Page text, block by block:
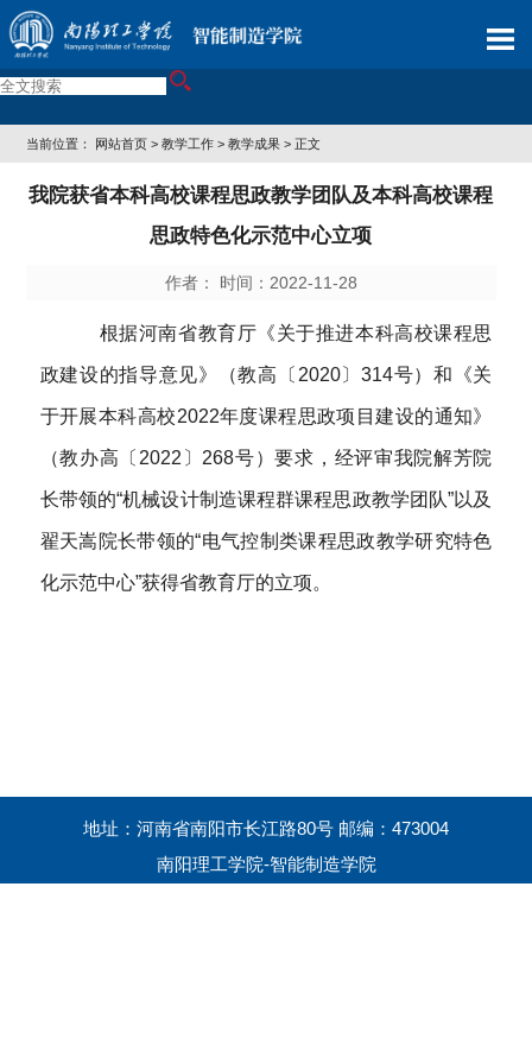
当前位置： 网站首页 >教学工作 >教学成果 > 正文
我院获省本科高校课程思政教学团队及本科高校课程
思政特色化示范中心立项
作者： 时间：2022-11-28
根据河南省教育厅《关于推进本科高校课程思
政建设的指导意见》（教高〔2020〕314号）和《关
于开展本科高校2022年度课程思政项目建设的通知》
（教办高〔2022〕268号）要求，经评审我院解芳院
长带领的“机械设计制造课程群课程思政教学团队”以及
翟天嵩院长带领的“电气控制类课程思政教学研究特色
化示范中心”获得省教育厅的立项。
地址：河南省南阳市长江路80号 邮编：473004
南阳理工学院-智能制造学院